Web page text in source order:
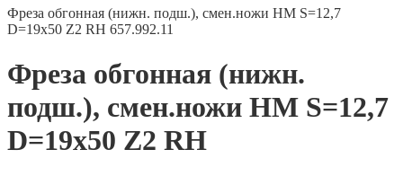
Фреза обгонная (нижн. подш.), смен.ножи HM S=12,7
D=19x50 Z2 RH 657.992.11
Фреза обгонная (нижн.
подш.), смен.ножи HM S=12,7
D=19x50 Z2 RH